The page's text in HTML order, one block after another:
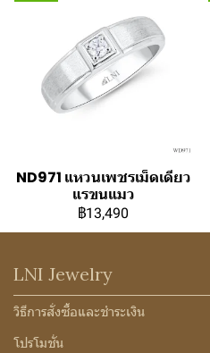
ND971 แหวนเพชรเม็ดเดียว
แรขนแมว
฿13,490
LNI Jewelry
วิธีการสั่งซื้อและชำระเงิน
โปรโมชั่น